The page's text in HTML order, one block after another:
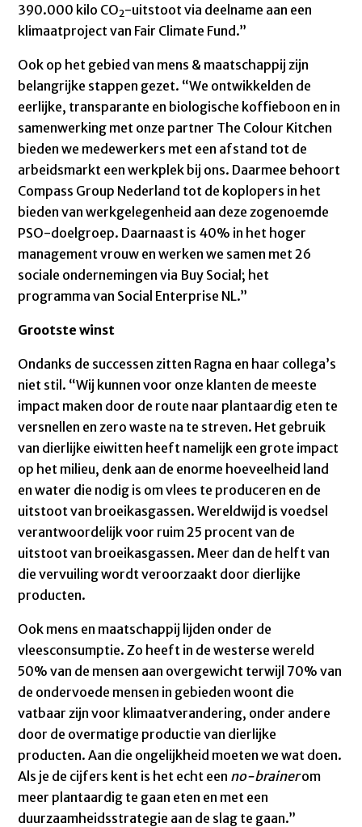
390.000 kilo CO2-uitstoot via deelname aan een
klimaatproject van Fair Climate Fund.”
Ook op het gebied van mens & maatschappij zijn
belangrijke stappen gezet. “We ontwikkelden de
eerlijke, transparante en biologische koffieboon en in
samenwerking met onze partner The Colour Kitchen
bieden we medewerkers met een afstand tot de
arbeidsmarkt een werkplek bij ons. Daarmee behoort
Compass Group Nederland tot de koplopers in het
bieden van werkgelegenheid aan deze zogenoemde
PSO-doelgroep. Daarnaast is 40% in het hoger
management vrouw en werken we samen met 26
sociale ondernemingen via Buy Social; het
programma van Social Enterprise NL.”
Grootste winst
Ondanks de successen zitten Ragna en haar collega’s
niet stil. “Wij kunnen voor onze klanten de meeste
impact maken door de route naar plantaardig eten te
versnellen en zero waste na te streven. Het gebruik
van dierlijke eiwitten heeft namelijk een grote impact
op het milieu, denk aan de enorme hoeveelheid land
en water die nodig is om vlees te produceren en de
uitstoot van broeikasgassen. Wereldwijd is voedsel
verantwoordelijk voor ruim 25 procent van de
uitstoot van broeikasgassen. Meer dan de helft van
die vervuiling wordt veroorzaakt door dierlijke
producten.
Ook mens en maatschappij lijden onder de
vleesconsumptie. Zo heeft in de westerse wereld
50% van de mensen aan overgewicht terwijl 70% van
de ondervoede mensen in gebieden woont die
vatbaar zijn voor klimaatverandering, onder andere
door de overmatige productie van dierlijke
producten. Aan die ongelijkheid moeten we wat doen.
Als je de cijfers kent is het echt een no-brainerom
meer plantaardig te gaan eten en met een
duurzaamheidsstrategie aan de slag te gaan.”